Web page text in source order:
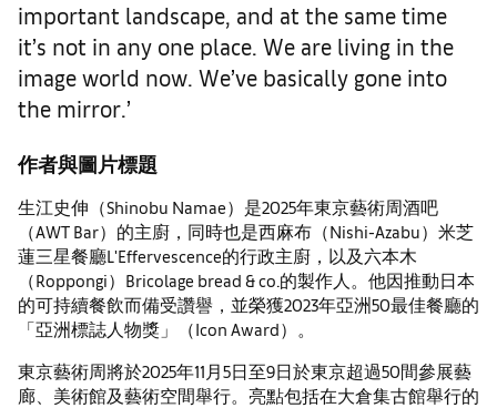
important landscape, and at the same time
it’s not in any one place. We are living in the
image world now. We’ve basically gone into
the mirror.’
作者與圖片標題
生江史伸（Shinobu Namae）是2025年東京藝術周酒吧
（AWT Bar）的主廚，同時也是西麻布（Nishi-Azabu）米芝
蓮三星餐廳L'Effervescence的行政主廚，以及六本木
（Roppongi）Bricolage bread & co.的製作人。他因推動日本
的可持續餐飲而備受讚譽，並榮獲2023年亞洲50最佳餐廳的
「亞洲標誌人物獎」（Icon Award）。
東京藝術周將於2025年11月5日至9日於東京超過50間參展藝
廊、美術館及藝術空間舉行。亮點包括在大倉集古館舉行的